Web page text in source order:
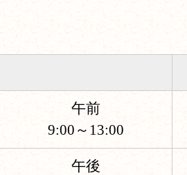
午前
9:00～13:00
午後